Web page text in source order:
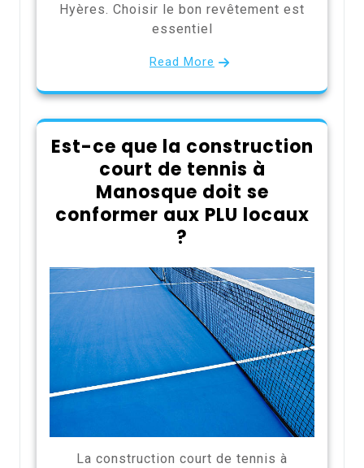
Hyères. Choisir le bon revêtement est
essentiel
Read More
Est-ce que la construction
court de tennis à
Manosque doit se
conformer aux PLU locaux
?
La construction court de tennis à